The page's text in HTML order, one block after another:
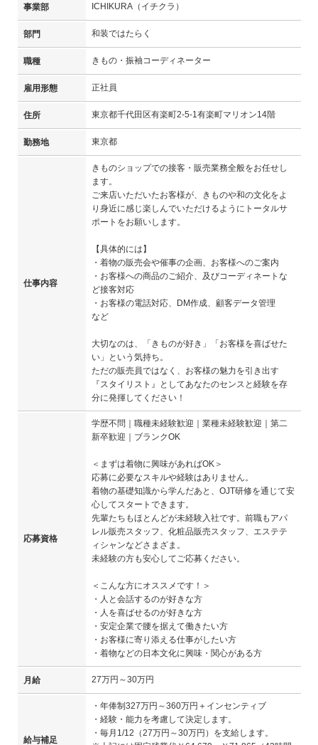
事業部 ICHIKURA（イチクラ）
部門 和装ではたらく
職種 きもの・振袖コーディネーター
雇用形態 正社員
住所 東京都千代田区有楽町2-5-1有楽町マリオン14階
勤務地 東京都
仕事内容
きものショップでの接客・販売業務全般をお任せし
ます。
ご来店いただいたお客様が、きものや和の文化をよ
り身近に感じ楽しんでいただけるようにトータルサ
ポートをお願いします。
【具体的には】
・着物の販売会や催事の企画、お客様へのご案内
・お客様への商品のご紹介、及びコーディネートな
ど接客対応
・お客様の電話対応、DM作成、顧客データ管理
など
大切なのは、「きものが好き」「お客様を喜ばせた
い」という気持ち。
ただの販売員ではなく、お客様の魅力を引き出す
『スタイリスト』としてあなたのセンスと経験を存
分に発揮してください！
応募資格
学歴不問｜職種未経験歓迎｜業種未経験歓迎｜第二
新卒歓迎｜ブランクOK
＜まずは着物に興味があればOK＞
応募に必要なスキルや経験はありません。
着物の基礎知識から学んだあと、OJT研修を通じて安
心してスタートできます。
先輩たちもほとんどが未経験入社です。前職もアパ
レル販売スタッフ、化粧品販売スタッフ、エステテ
ィシャンなどさまざま。
未経験の方も安心してご応募ください。
＜こんな方にオススメです！＞
・人と会話するのが好きな方
・人を喜ばせるのが好きな方
・安定企業で腰を据えて働きたい方
・お客様に寄り添える仕事がしたい方
・着物などの日本文化に興味・関心がある方
月給 27万円～30万円
給与補足
・年俸制327万円～360万円＋インセンティブ
・経験・能力を考慮して決定します。
・毎月1/12（27万円～30万円）を支給します。